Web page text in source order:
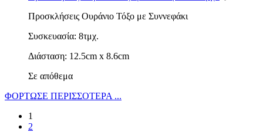
Προσκλήσεις Ουράνιο Τόξο με Συννεφάκι
Συσκευασία: 8τμχ.
Διάσταση: 12.5cm x 8.6cm
Σε απόθεμα
ΦΟΡΤΩΣΕ ΠΕΡΙΣΣΟΤΕΡΑ ...
1
2